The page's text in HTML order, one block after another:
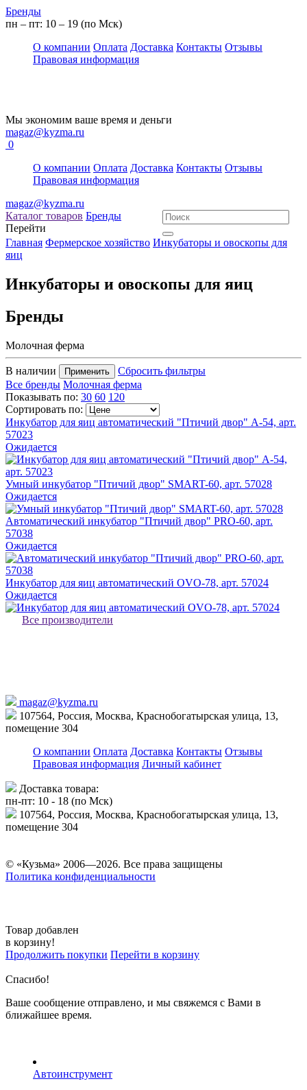
Бренды
пн – пт: 10 – 19 (по Мск)
О компании Оплата Доставка Контакты Отзывы
Правовая информация
Мы экономим ваше время и деньги
magaz@kyzma.ru
0
О компании Оплата Доставка Контакты Отзывы
Правовая информация
magaz@kyzma.ru
Каталог товаров Бренды
Перейти
Главная Фермерское хозяйство Инкубаторы и овоскопы для
яиц
Инкубаторы и овоскопы для яиц
Бренды
Молочная ферма
В наличии Применить
Сбросить фильтры
Все бренды Молочная ферма
Показывать по: 30 60 120
Сортировать по:
Инкубатор для яиц автоматический "Птичий двор" А-54, арт.
57023
Ожидается
Умный инкубатор "Птичий двор" SMART-60, арт. 57028
Ожидается
Автоматический инкубатор "Птичий двор" PRO-60, арт.
57038
Ожидается
Инкубатор для яиц автоматический OVO-78, арт. 57024
Ожидается
Все производители
magaz@kyzma.ru
107564, Россия, Москва, Краснобогатырская улица, 13,
помещение 304
О компании Оплата Доставка Контакты Отзывы
Правовая информация Личный кабинет
Доставка товара:
пн-пт: 10 - 18 (по Мск)
107564, Россия, Москва, Краснобогатырская улица, 13,
помещение 304
© «Кузьма» 2006—2026. Все права защищены
Политика конфиденциальности
Товар добавлен
в корзину!
Продолжить покупки Перейти в корзину
Спасибо!
Ваше сообщение отправлено, и мы свяжемся с Вами в
ближайшее время.
Автоинструмент